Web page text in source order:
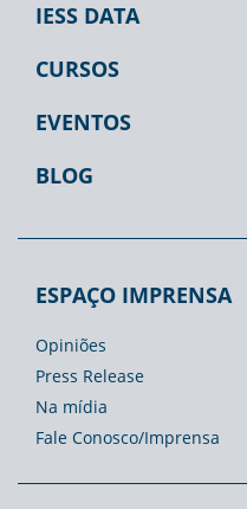
IESS DATA
CURSOS
EVENTOS
BLOG
ESPAÇO IMPRENSA
Opiniões
Press Release
Na mídia
Fale Conosco/Imprensa